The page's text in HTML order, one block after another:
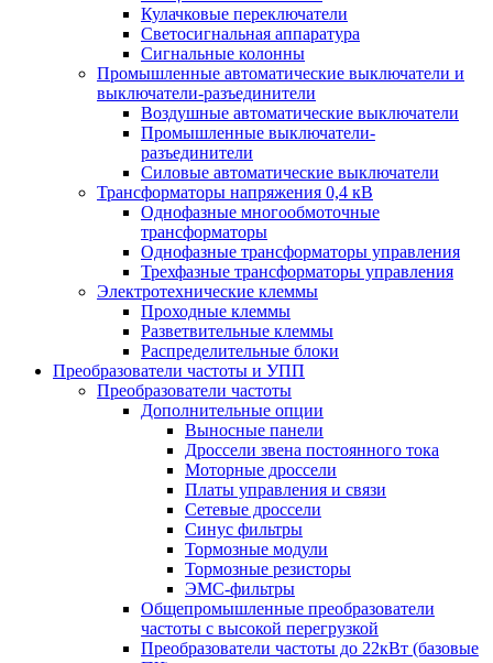
Кулачковые переключатели
Светосигнальная аппаратура
Сигнальные колонны
Промышленные автоматические выключатели и
выключатели-разъединители
Воздушные автоматические выключатели
Промышленные выключатели-
разъединители
Силовые автоматические выключатели
Трансформаторы напряжения 0,4 кВ
Однофазные многообмоточные
трансформаторы
Однофазные трансформаторы управления
Трехфазные трансформаторы управления
Электротехнические клеммы
Проходные клеммы
Разветвительные клеммы
Распределительные блоки
Преобразователи частоты и УПП
Преобразователи частоты
Дополнительные опции
Выносные панели
Дроссели звена постоянного тока
Моторные дроссели
Платы управления и связи
Сетевые дроссели
Синус фильтры
Тормозные модули
Тормозные резисторы
ЭМС-фильтры
Общепромышленные преобразователи
частоты с высокой перегрузкой
Преобразователи частоты до 22кВт (базовые